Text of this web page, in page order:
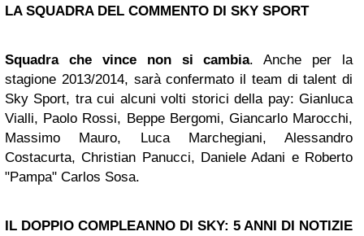
LA SQUADRA DEL COMMENTO DI SKY SPORT
Squadra che vince non si cambia. Anche per la
stagione 2013/2014, sarà confermato il team di talent di
Sky Sport, tra cui alcuni volti storici della pay: Gianluca
Vialli, Paolo Rossi, Beppe Bergomi, Giancarlo Marocchi,
Massimo Mauro, Luca Marchegiani, Alessandro
Costacurta, Christian Panucci, Daniele Adani e Roberto
"Pampa" Carlos Sosa.
IL DOPPIO COMPLEANNO DI SKY: 5 ANNI DI NOTIZIE